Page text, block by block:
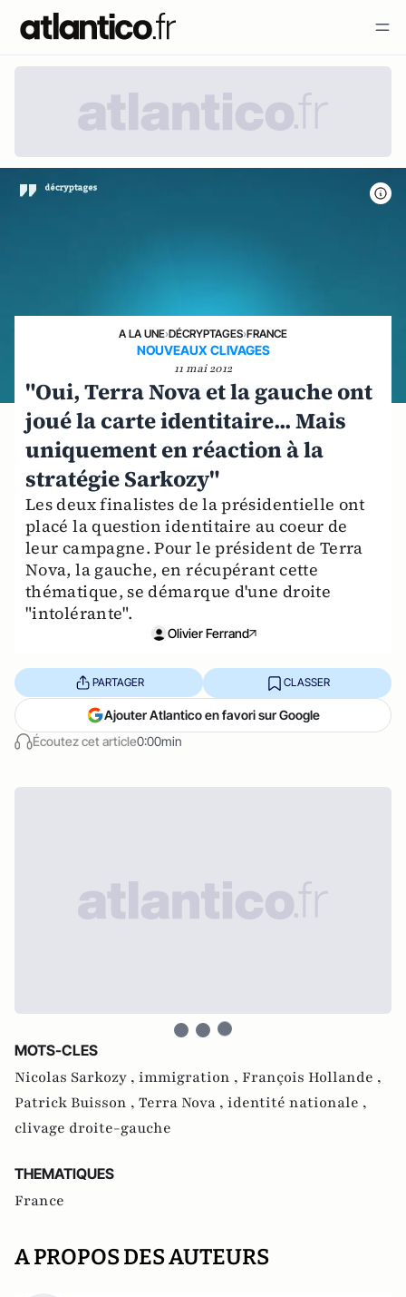
A LA UNE›DÉCRYPTAGES›FRANCE
NOUVEAUX CLIVAGES
11 mai 2012
"Oui, Terra Nova et la gauche ont
joué la carte identitaire... Mais
uniquement en réaction à la
stratégie Sarkozy"
Les deux finalistes de la présidentielle ont
placé la question identitaire au coeur de
leur campagne. Pour le président de Terra
Nova, la gauche, en récupérant cette
thématique, se démarque d'une droite
"intolérante".
Olivier Ferrand
Écoutez cet article0:00min
PARTAGER CLASSER
Ajouter Atlantico en favori sur Google
MOTS-CLES
Nicolas Sarkozy , immigration , François Hollande ,
Patrick Buisson , Terra Nova , identité nationale ,
clivage droite-gauche
THEMATIQUES
France
A PROPOS DES AUTEURS